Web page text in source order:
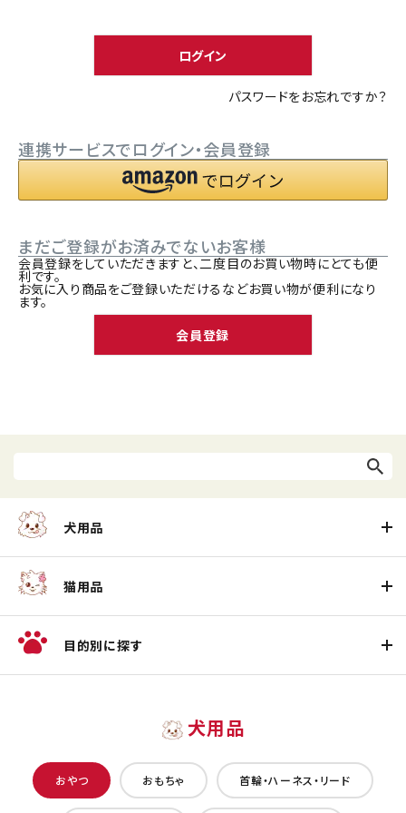
ようこそ ゲスト 様
person 新規会員登録
)
ログイン
パスワードをお忘れですか？
連携サービスでログイン・会員登録
まだご登録がお済みでないお客様
会員登録をしていただきますと、二度目のお買い物時にとても便
利です。
お気に入り商品をご登録いただけるなどお買い物が便利になり
ます。
会員登録
犬用品
猫用品
目的別に探す
犬用品
おやつ おもちゃ 首輪・ハーネス・リード